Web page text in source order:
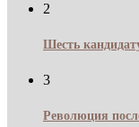
2
Шесть
3
Революция